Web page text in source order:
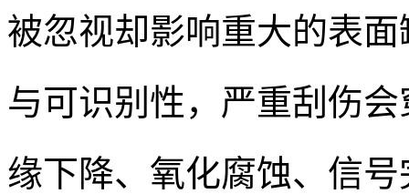
被忽视却影响重大的表
与可识别性，严重刮伤
缘下降、氧化腐蚀、信